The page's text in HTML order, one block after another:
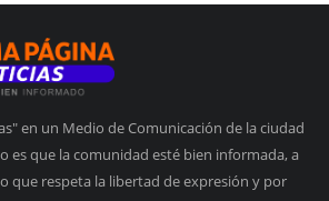
en un Medio de Comunicación de la ciudad
es que la comunidad esté bien informada, a
que respeta la libertad de expresión y por